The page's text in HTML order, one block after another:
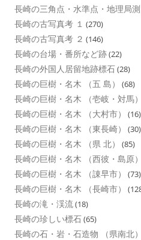
長崎の三角点・水準点・地理局
長崎の古写真考 １ (270)
長崎の古写真考 ２ (146)
長崎の台場・番所など跡(22)
長崎の外国人居留地跡標石(28)
長崎の巨樹・名木 （五 島） (68)
長崎の巨樹・名木 （壱岐・対馬）
長崎の巨樹・名木 （大村市） (16)
長崎の巨樹・名木 （東長崎） (30)
長崎の巨樹・名木 （県 北） (85)
長崎の巨樹・名木 （西彼・島原）
長崎の巨樹・名木 （諌早市） (73)
長崎の巨樹・名木 （長崎市）
長崎の滝・渓流(18)
長崎の珍しい標石(65)
長崎の石・岩・石造物 （県南北）